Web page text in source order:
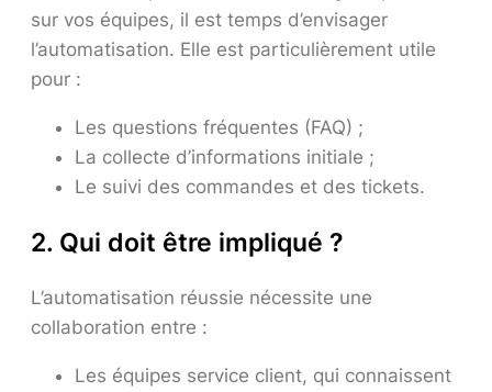
sur vos équipes, il est temps d’envisager
l’automatisation. Elle est particulièrement utile
pour :
Les questions fréquentes (FAQ) ;
La collecte d’informations initiale ;
Le suivi des commandes et des tickets.
2. Qui doit être impliqué ?
L’automatisation réussie nécessite une
collaboration entre :
Les équipes service client, qui connaissent